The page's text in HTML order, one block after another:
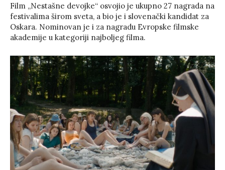
Film „Nestašne devojke“ osvojio je ukupno 27 nagrada na
festivalima širom sveta, a bio je i slovenački kandidat za
Oskara. Nominovan je i za nagradu Evropske filmske
akademije u kategoriji najboljeg filma.